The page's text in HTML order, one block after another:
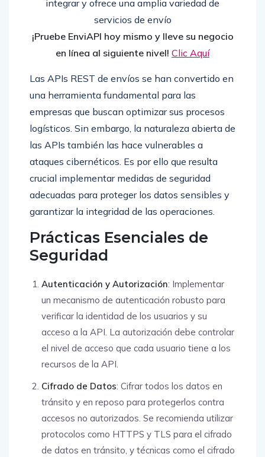
integrar y ofrece una amplia variedad de
servicios de envío
¡Pruebe EnviAPI hoy mismo y lleve su negocio
en línea al siguiente nivel! Clic Aquí
Las APIs REST de envíos se han convertido en
una herramienta fundamental para las
empresas que buscan optimizar sus procesos
logísticos. Sin embargo, la naturaleza abierta de
las APIs también las hace vulnerables a
ataques cibernéticos. Es por ello que resulta
crucial implementar medidas de seguridad
adecuadas para proteger los datos sensibles y
garantizar la integridad de las operaciones.
Prácticas Esenciales de
Seguridad
Autenticación y Autorización: Implementar
un mecanismo de autenticación robusto para
verificar la identidad de los usuarios y su
acceso a la API. La autorización debe controlar
el nivel de acceso que cada usuario tiene a los
recursos de la API.
Cifrado de Datos: Cifrar todos los datos en
tránsito y en reposo para protegerlos contra
accesos no autorizados. Se recomienda utilizar
protocolos como HTTPS y TLS para el cifrado
de datos en tránsito, y técnicas como el cifrado